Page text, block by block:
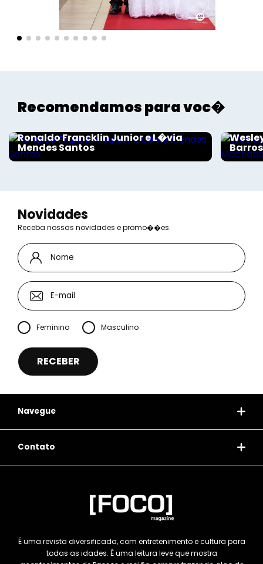
Recomendamos para voc�
Ronaldo Francklin Junior e L�via
Mendes Santos
Novidades
Receba nossas novidades e promo��es:
Feminino Masculino
Navegue
Contato
É uma revista diversificada, com entretenimento e cultura para
todas as idades. É uma leitura leve que mostra